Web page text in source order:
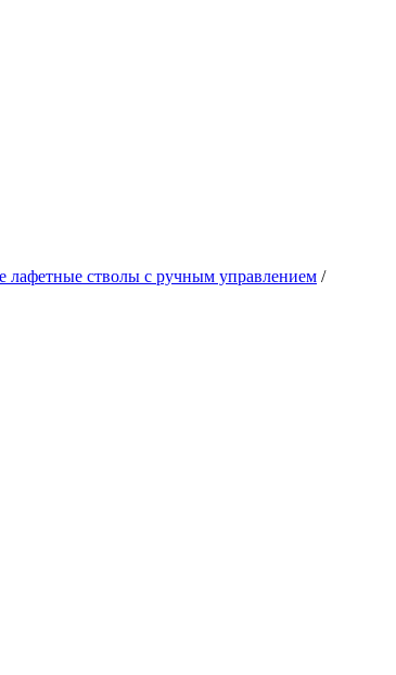
лафетные стволы с ручным управлением /